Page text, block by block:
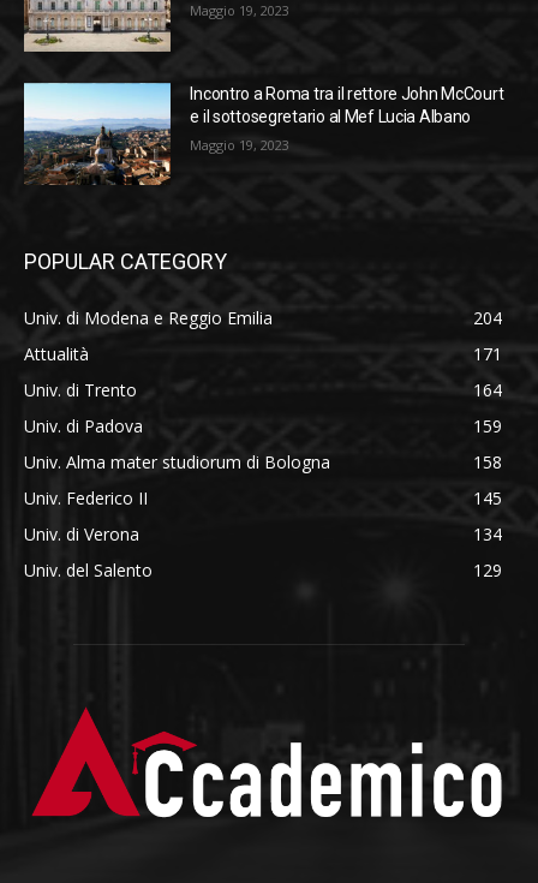
Maggio 19, 2023
Incontro a Roma tra il rettore John McCourt
e il sottosegretario al Mef Lucia Albano
Maggio 19, 2023
POPULAR CATEGORY
Univ. di Modena e Reggio Emilia
204
Attualità
171
Univ. di Trento
164
Univ. di Padova
159
Univ. Alma mater studiorum di Bologna
158
Univ. Federico II
145
Univ. di Verona
134
Univ. del Salento
129